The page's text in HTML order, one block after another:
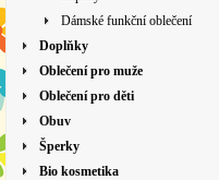
Dámské funkční oblečení
Doplňky
Oblečení pro muže
Oblečení pro děti
Obuv
Šperky
Bio kosmetika